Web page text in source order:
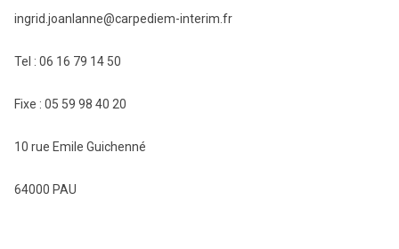
ingrid.joanlanne@carpediem-interim.fr
Tel : 06 16 79 14 50
Fixe : 05 59 98 40 20
10 rue Emile Guichenné
64000 PAU